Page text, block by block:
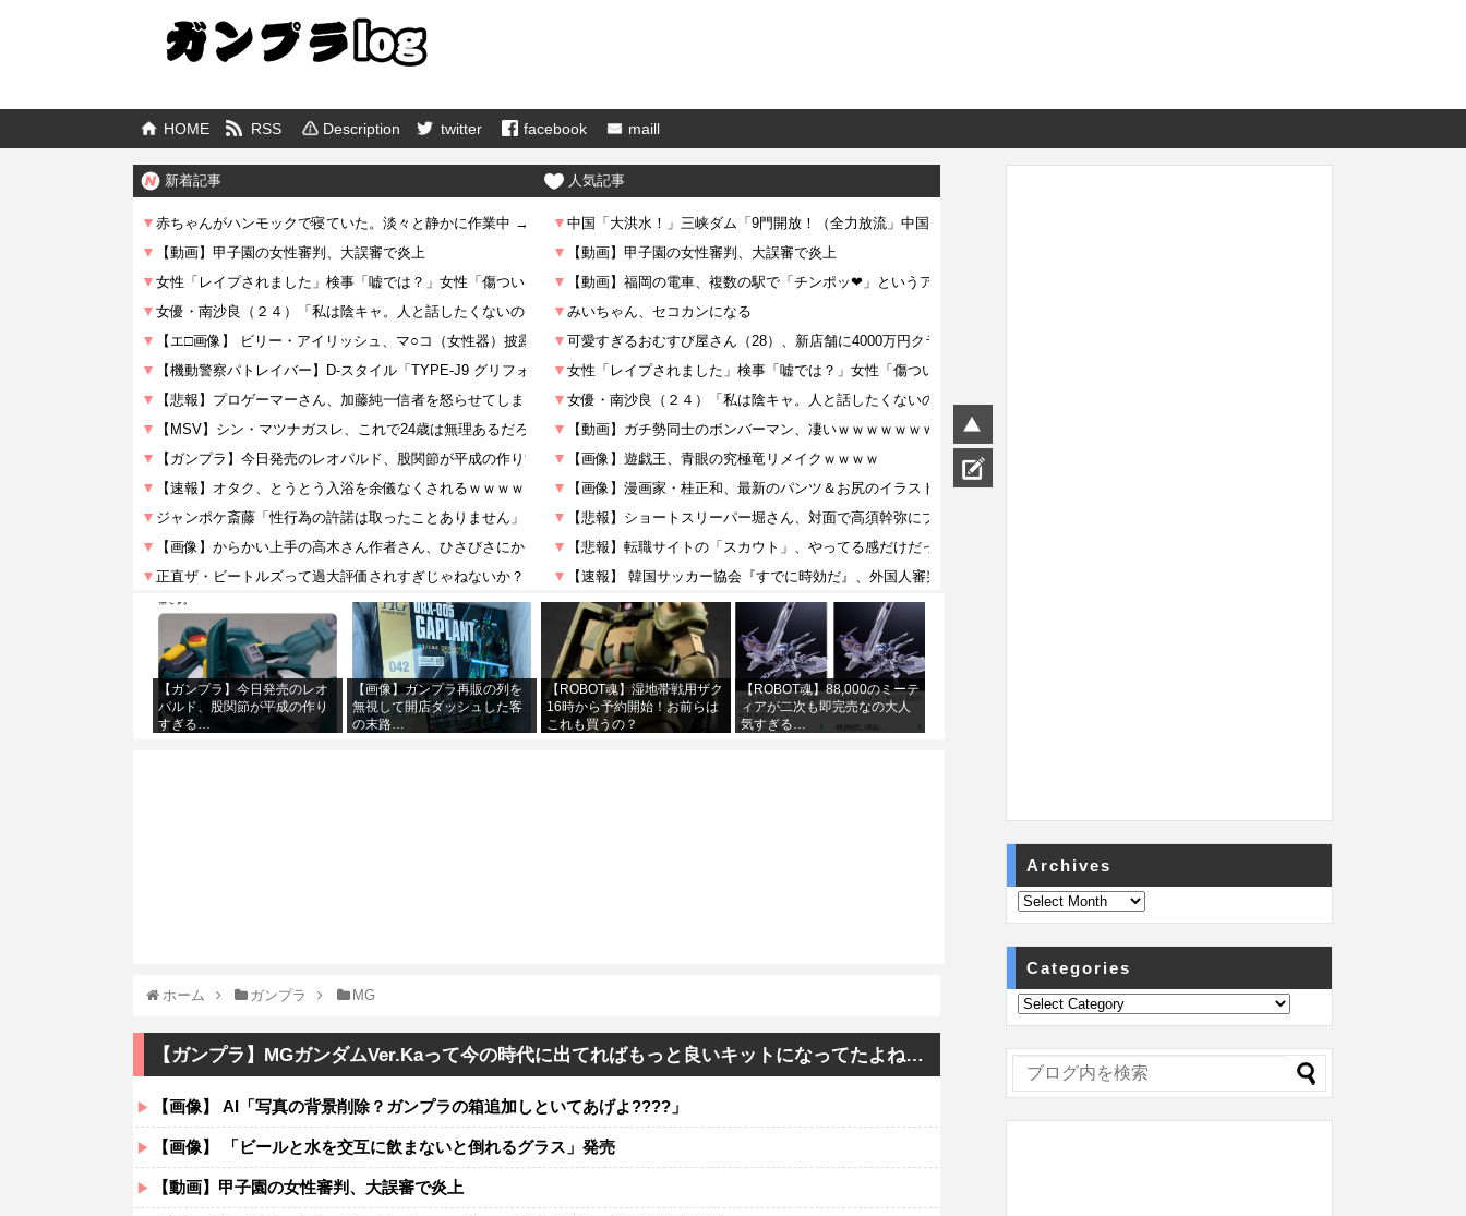
HOME RSS Description twitter facebook maill
新着記事 人気記事
【ガンプラ】今日発売のレオ
パルド、股関節が平成の作り
すぎる…
【画像】ガンプラ再販の列を
無視して開店ダッシュした客
の末路…
【ROBOT魂】湿地帯戦用ザク
16時から予約開始！お前らは
これも買うの？
【ROBOT魂】88,000のミーテ
ィアが二次も即完売なの大人
気すぎる…
ホーム ガンプラ MG
【ガンプラ】MGガンダムVer.Kaって今の時代に出てればもっと良いキットになってたよね…
【画像】 AI「写真の背景削除？ガンプラの箱追加しといてあげよ????」
【画像】 「ビールと水を交互に飲まないと倒れるグラス」発売
【動画】甲子園の女性審判、大誤審で炎上
Archives
Categories